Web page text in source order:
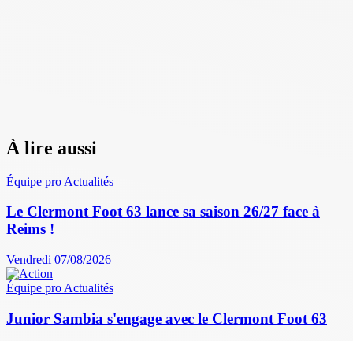
À lire aussi
Équipe pro Actualités
Le Clermont Foot 63 lance sa saison 26/27 face à
Reims !
Vendredi 07/08/2026
Équipe pro Actualités
Junior Sambia s'engage avec le Clermont Foot 63